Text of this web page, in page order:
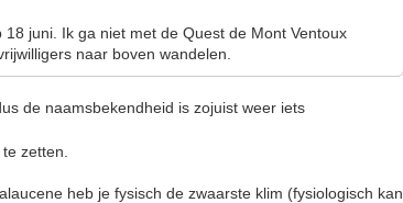
juni. Ik ga niet met de Quest de Mont Ventoux
naar boven wandelen.
de naamsbekendheid is zojuist weer iets
zetten.
heb je fysisch de zwaarste klim (fysiologisch kan